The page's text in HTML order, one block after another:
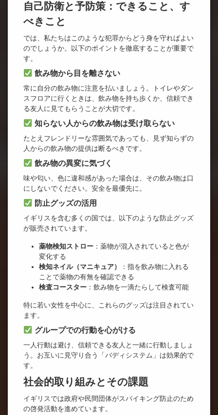
自己防衛と予防策：できること、す
べきこと
では、私たちはこのような犯罪からどう身を守ればよい
のでしょうか。以下のポイントを徹底することが重要で
す。
飲み物から目を離さない
常に自分の飲み物に注意を払いましょう。トイレやダン
スフロアに行くときは、飲み物を持ち歩くか、信頼でき
る友人に見てもらうことが大切です。
知らない人からの飲み物は受け取らない
たとえフレンドリーな雰囲気であっても、見ず知らずの
人からの飲み物の提供は断るべきです。
飲み物の異変に気づく
味や匂い、色に違和感があった場合は、その飲み物は口
にしないでください。安全を最優先に。
防止グッズの活用
イギリスを含む多くの国では、以下のような防止グッズ
が販売されています。
薬物検知ストロー ：薬物が混入されていると色が
変化する
検知ネイル（マニキュア）
：指を飲み物に入れる
ことで薬物の有無を確認できる
検査コースター ：飲み物を一滴たらして検査可能
特に若い女性を中心に、これらのグッズは注目されてい
ます。
グループでの行動を心がける
一人行動は避け、信頼できる友人と一緒に行動しましょ
う。お互いに見守り合う「バディシステム」は効果的で
す。
社会的取り組みとその課題
イギリスでは政府や民間団体がスパイキング防止のため
の啓発活動を進めています。